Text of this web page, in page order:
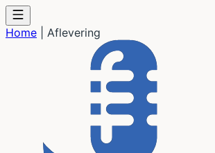
Home Aflevering